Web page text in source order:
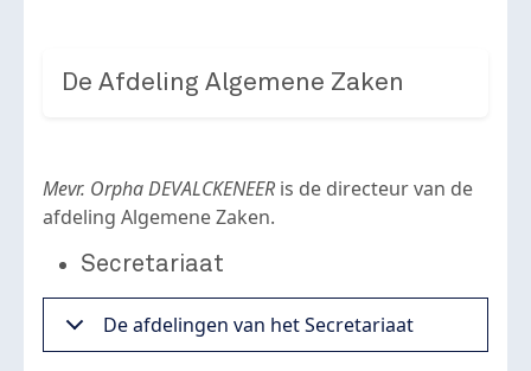
De Afdeling Algemene Zaken
Mevr. Orpha DEVALCKENEER is de directeur van de
afdeling Algemene Zaken.
Secretariaat
De afdelingen van het Secretariaat